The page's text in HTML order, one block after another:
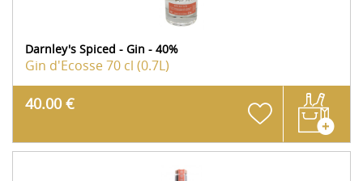
Darnley's Spiced - Gin - 40%
Gin d'Ecosse70 cl (0.7L)
40.00 €